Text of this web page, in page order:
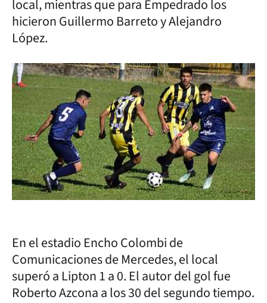
local, mientras que para Empedrado los
hicieron Guillermo Barreto y Alejandro
López.
En el estadio Encho Colombi de
Comunicaciones de Mercedes, el local
superó a Lipton 1 a 0. El autor del gol fue
Roberto Azcona a los 30 del segundo tiempo.